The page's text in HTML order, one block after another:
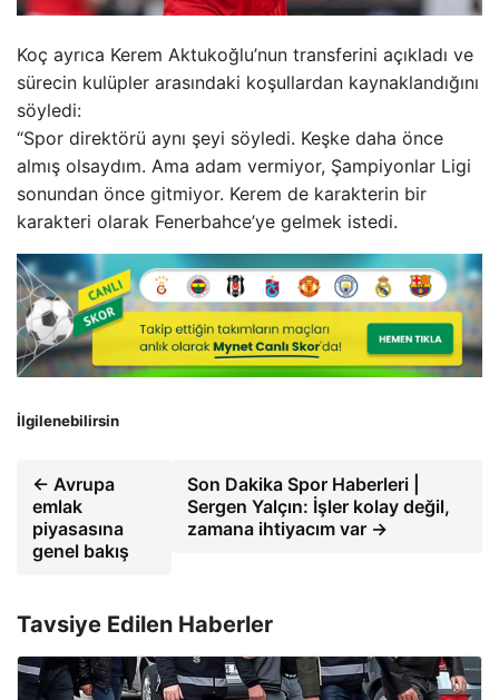
Koç ayrıca Kerem Aktukoğlu’nun transferini açıkladı ve
sürecin kulüpler arasındaki koşullardan kaynaklandığını
söyledi:
“Spor direktörü aynı şeyi söyledi. Keşke daha önce
almış olsaydım. Ama adam vermiyor, Şampiyonlar Ligi
sonundan önce gitmiyor. Kerem de karakterin bir
karakteri olarak Fenerbahce’ye gelmek istedi.
İlgilenebilirsin
← Avrupa
emlak
piyasasına
genel bakış
Son Dakika Spor Haberleri |
Sergen Yalçın: İşler kolay değil,
zamana ihtiyacım var →
Tavsiye Edilen Haberler